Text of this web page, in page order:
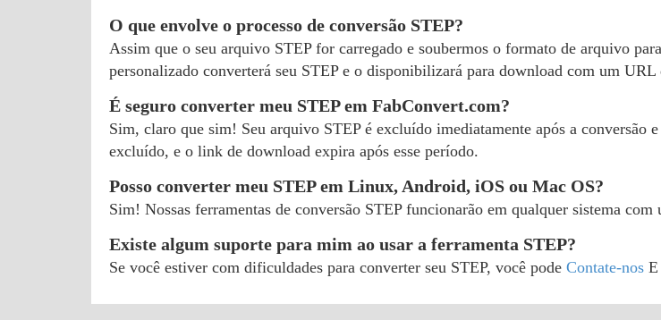
O que envolve o processo de conversão STEP?
Assim que o seu arquivo STEP for carregado e soubermos o formato de arquivo
personalizado converterá seu STEP e o disponibilizará para download com um
É seguro converter meu STEP em FabConvert.com?
Sim, claro que sim! Seu arquivo STEP é excluído imediatamente após a
excluído, e o link de download expira após esse período.
Posso converter meu STEP em Linux, Android, iOS ou Mac OS?
Sim! Nossas ferramentas de conversão STEP funcionarão em qualquer sistema
Existe algum suporte para mim ao usar a ferramenta STEP?
Se você estiver com dificuldades para converter seu STEP, você pode Contate-nos